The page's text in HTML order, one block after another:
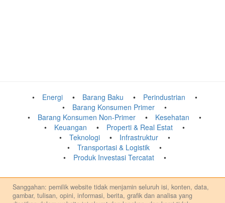
Energi Barang Baku
Perindustrian
Barang Konsumen Primer
Barang Konsumen Non-Primer
Kesehatan
Keuangan
Properti & Real Estat
Teknologi
Infrastruktur
Transportasi & Logistik
Produk Investasi Tercatat
Sanggahan: pemilik website tidak menjamin seluruh isi, konten, data,
gambar, tulisan, opini, informasi, berita, grafik dan analisa yang